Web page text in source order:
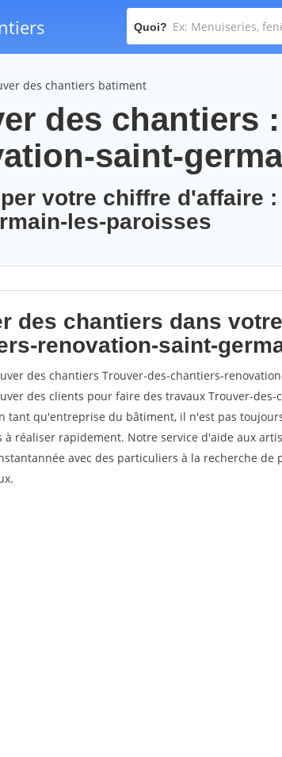
Quoi?
des chantiers batiment
des chantiers
saint-
votre chiffre d'affaire
les-paroisses
des chantiers dans
renovation-saint-
des chantiers Trouver-des-chantiers-
des clients pour faire des travaux Trouver-
tant qu'entreprise du bâtiment, il n'est pas
à réaliser rapidement. Notre service d'aide aux
avec des particuliers à la recherche de